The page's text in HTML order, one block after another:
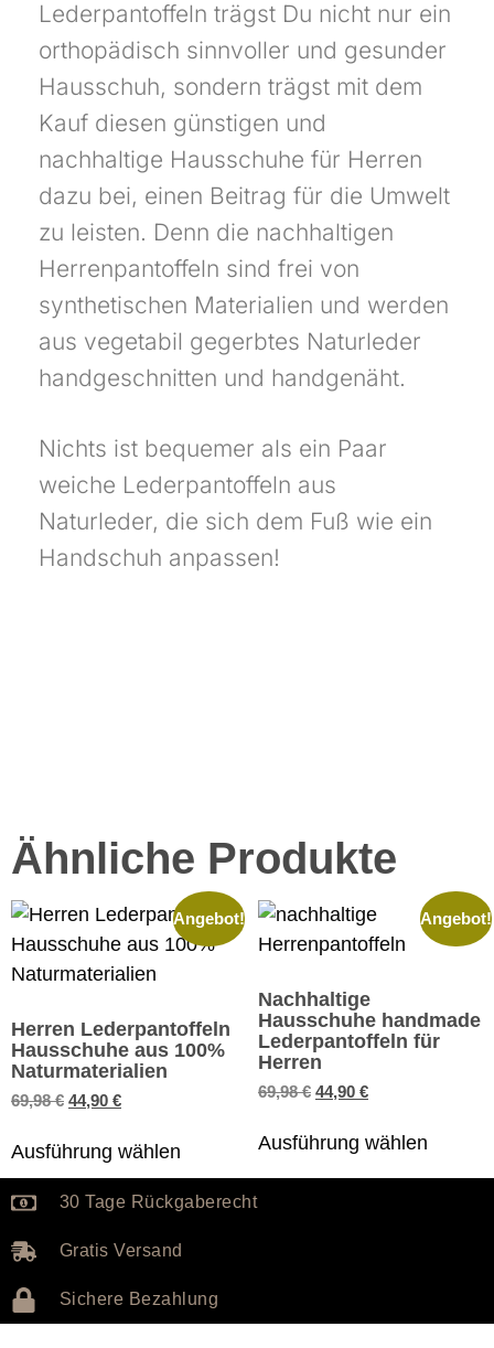
Lederpantoffeln trägst Du nicht nur ein
orthopädisch sinnvoller und gesunder
Hausschuh, sondern trägst mit dem
Kauf diesen günstigen und
nachhaltige Hausschuhe für Herren
dazu bei, einen Beitrag für die Umwelt
zu leisten. Denn die nachhaltigen
Herrenpantoffeln sind frei von
synthetischen Materialien und werden
aus vegetabil gegerbtes Naturleder
handgeschnitten und handgenäht.
Nichts ist bequemer als ein Paar
weiche Lederpantoffeln aus
Naturleder, die sich dem Fuß wie ein
Handschuh anpassen!
Ähnliche Produkte
Angebot!
Herren Lederpantoffeln
Hausschuhe aus 100%
Naturmaterialien
69,98€ 44,90 €
Ausführung wählen
Angebot!
Nachhaltige
Hausschuhe handmade
Lederpantoffeln für
Herren
69,98€ 44,90 €
Ausführung wählen
30 Tage Rückgaberecht
Gratis Versand
Sichere Bezahlung